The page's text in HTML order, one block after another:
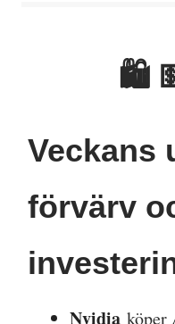
🛍
Veckans
förvärv
Nvidia köper